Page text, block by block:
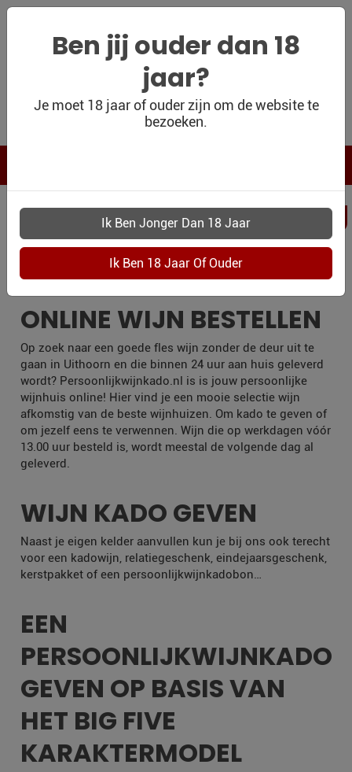
WIJNSHOP
WIJN BLOG
WIJN OUTLET
PERSOONLIJK-
WIJN-
KADOBON
CONTACT
Ben jij ouder dan 18
jaar?
Je moet 18 jaar of ouder zijn om de website te
bezoeken.
UITHOORN
ONLINE WIJN BESTELLEN
Op zoek naar een goede fles wijn zonder de deur uit te
gaan in Uithoorn en die binnen 24 uur aan huis geleverd
wordt? Persoonlijkwijnkado.nl is is jouw persoonlijke
wijnhuis online! Hier vind je een mooie selectie wijn
afkomstig van de beste wijnhuizen. Om kado te geven of
om jezelf eens te verwennen. Wijn die op werkdagen vóór
13.00 uur besteld is, wordt meestal de volgende dag al
geleverd.
WIJN KADO GEVEN
Naast je eigen kelder aanvullen kun je bij ons ook terecht
voor een kadowijn, relatiegeschenk, eindejaarsgeschenk,
kerstpakket of een persoonlijkwijnkadobon…
EEN
PERSOONLIJKWIJNKADO
GEVEN OP BASIS VAN
HET BIG FIVE
KARAKTERMODEL